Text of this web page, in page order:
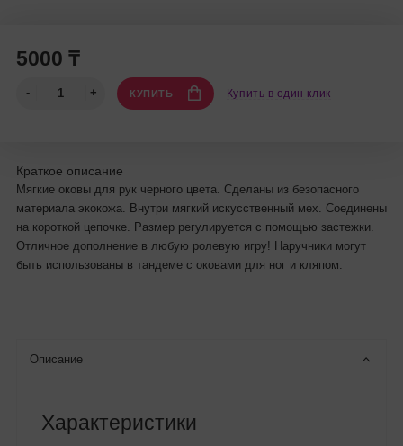
5000 ₸
КУПИТЬ Купить в один клик
Краткое описание
Мягкие оковы для рук черного цвета. Сделаны из безопасного
материала экокожа. Внутри мягкий искусственный мех. Соединены
на короткой цепочке. Размер регулируется с помощью застежки.
Отличное дополнение в любую ролевую игру! Наручники могут
быть использованы в тандеме с оковами для ног и кляпом.
Описание
Характеристики